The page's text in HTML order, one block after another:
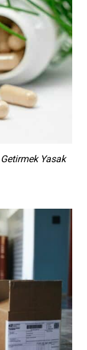
Yasak